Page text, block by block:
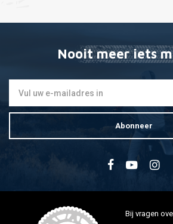
Nooit meer iets
Abonneer
Bij vragen